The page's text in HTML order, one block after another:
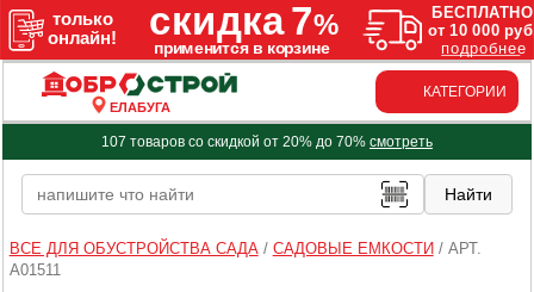
ЕЛАБУГА
КАТЕГОРИИ
107 товаров со скидкой от 20% до 70% смотреть
ВСЕ ДЛЯ ОБУСТРОЙСТВА САДА/ САДОВЫЕ ЕМКОСТИ / АРТ.
A01511